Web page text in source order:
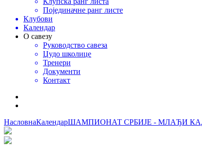
Појединачне ранг листе
Клубови
Календар
О савезу
Руководство савеза
Џудо школице
Тренери
Документи
Контакт
НасловнаКалендарШАМПИОНАТ СРБИЈЕ - МЛАЂИ